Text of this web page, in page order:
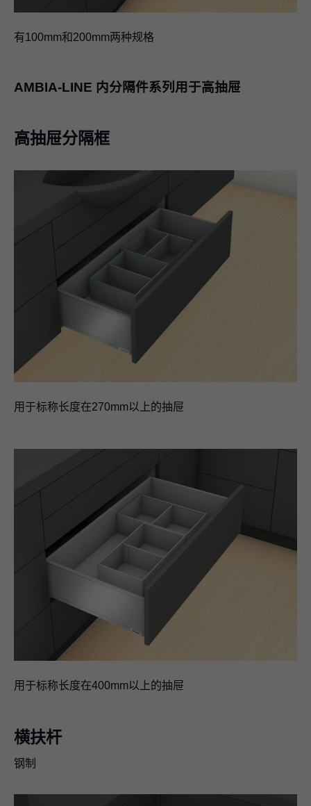
有100mm和200mm两种规格
AMBIA-LINE 内分隔件系列用于高抽屉
高抽屉分隔框
用于标称长度在270mm以上的抽屉
用于标称长度在400mm以上的抽屉
横扶杆
钢制